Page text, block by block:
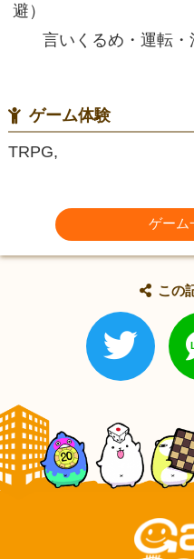
避）
言いくるめ・運転・
ゲーム体験
TRPG,
ゲーム
この